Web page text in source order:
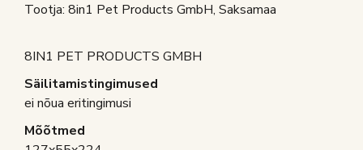
Tootja: 8in1 Pet Products GmbH, Saksamaa
8IN1 PET PRODUCTS GMBH
Säilitamistingimused
ei nõua eritingimusi
Mõõtmed